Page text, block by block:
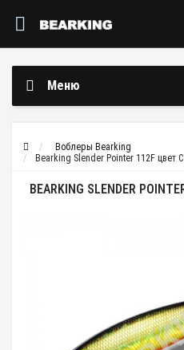
Меню
Воблеры Bearking
Bearking Slender Pointer 112F цвет
BEARKING SLENDER